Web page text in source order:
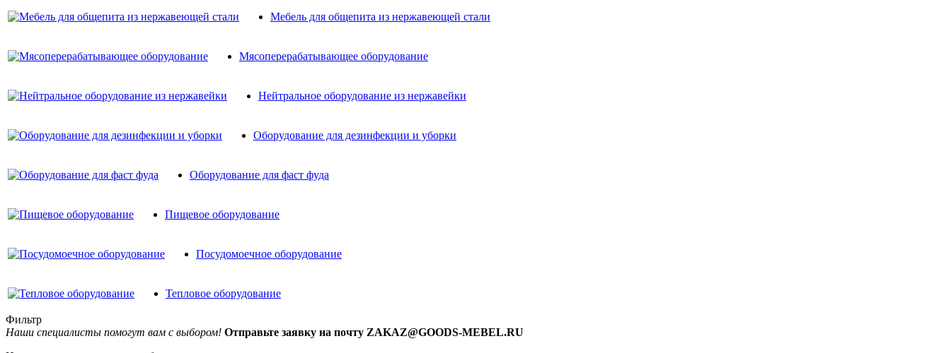
Мебель для общепита из нержавеющей стали
Мясоперерабатывающее оборудование
Нейтральное оборудование из нержавейки
Оборудование для дезинфекции и уборки
Оборудование для фаст фуда
Пищевое оборудование
Посудомоечное оборудование
Тепловое оборудование
Фильтр
Наши специалисты помогут вам с выбором! Отправьте заявку на почту ZAKAZ@GOODS-MEBEL.RU